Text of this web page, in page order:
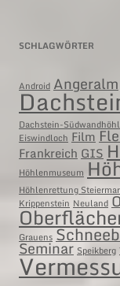
SCHLAGWÖRTER
Android Angeralm
Dachstein-
Eiswindloch Film
Frankreich GIS
Höhlenmuseum
Höhlenrettung
Krippenstein Neuland
Grauens
Seminar Speikberg